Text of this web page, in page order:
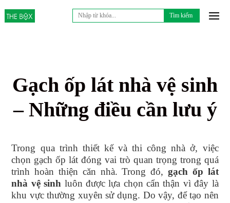
Tìm
kiếm
Gạch ốp lát nhà vệ sinh
– Những điều cần lưu ý
Trong qua trình thiết kế và thi công nhà ở, việc
chọn gạch ốp lát đóng vai trò quan trọng trong quá
trình hoàn thiện căn nhà. Trong đó, gạch ốp lát
nhà vệ sinh luôn được lựa chọn cẩn thận vì đây là
khu vực thường xuyên sử dụng. Do vậy, để tạo nên